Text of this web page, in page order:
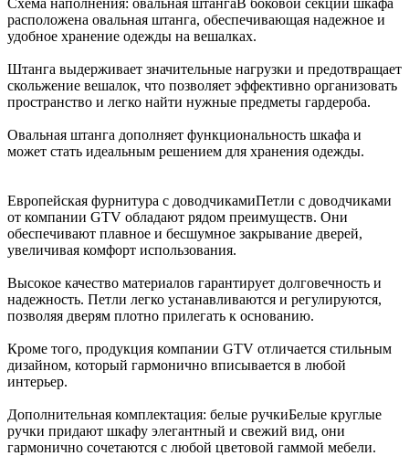
расположена овальная штанга, обеспечивающая надежное и
удобное хранение одежды на вешалках.
Штанга выдерживает значительные нагрузки и предотвращает
скольжение вешалок, что позволяет эффективно организовать
пространство и легко найти нужные предметы гардероба.
Овальная штанга дополняет функциональность шкафа и
может стать идеальным решением для хранения одежды.
Европейская фурнитура с доводчикамиПетли с доводчиками
от компании GTV обладают рядом преимуществ. Они
обеспечивают плавное и бесшумное закрывание дверей,
увеличивая комфорт использования.
Высокое качество материалов гарантирует долговечность и
надежность. Петли легко устанавливаются и регулируются,
позволяя дверям плотно прилегать к основанию.
Кроме того, продукция компании GTV отличается стильным
дизайном, который гармонично вписывается в любой
интерьер.
Дополнительная комплектация: белые ручкиБелые круглые
ручки придают шкафу элегантный и свежий вид, они
гармонично сочетаются с любой цветовой гаммой мебели.